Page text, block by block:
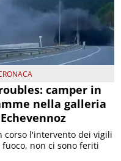
camper in
nella galleria
corso l'intervento dei vigili
fuoco, non ci sono feriti